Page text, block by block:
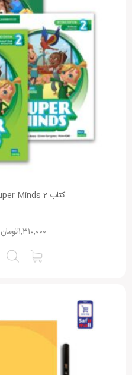
کتاب Super Minds 2 سطح (G1 – G5)
تومان۱,۳۱۰,۰۰۰